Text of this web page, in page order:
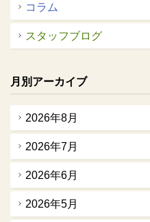
コラム
スタッフブログ
月別アーカイブ
2026年8月
2026年7月
2026年6月
2026年5月